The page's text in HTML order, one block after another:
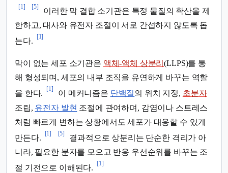
[1] [5]
이러한 막 결합 소기관은 특정 물질의 확산을 제
한하고, 대사와 유전자 조절이 서로 간섭하지 않도록 돕
는다.
[1]
막이 없는 세포 소기관은 액체-액체 상분리(LLPS)를 통
해 형성되며, 세포의 내부 조직을 유연하게 바꾸는 역할
을 한다.
[1]
이 메커니즘은 단백질의 위치 지정, 초분자
조립, 유전자 발현 조절에 관여하며, 감염이나 스트레스
처럼 빠르게 변하는 상황에서도 세포가 대응할 수 있게
만든다.
[1] [5]
결과적으로 상분리는 단순한 격리가 아
니라, 필요한 분자를 모으고 반응 우선순위를 바꾸는 조
절 기전으로 이해된다.
[1]